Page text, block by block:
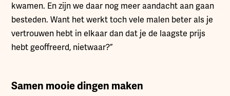
kwamen. En zijn we daar nog meer aandacht aan gaan
besteden. Want het werkt toch vele malen beter als je
vertrouwen hebt in elkaar dan dat je de laagste prijs
hebt geoffreerd, nietwaar?”
Samen mooie dingen maken